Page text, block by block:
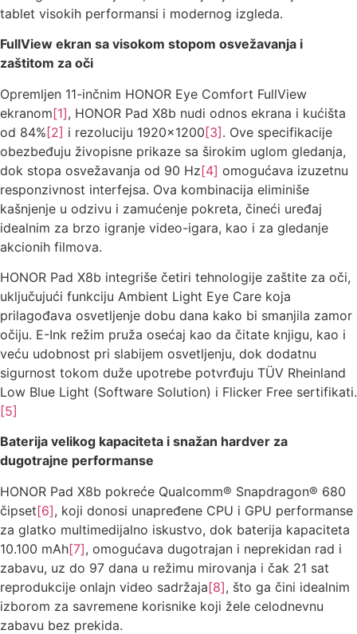
tablet visokih performansi i modernog izgleda.
FullView ekran sa visokom stopom osvežavanja i
zaštitom za oči
Opremljen 11-inčnim HONOR Eye Comfort FullView
ekranom[1], HONOR Pad X8b nudi odnos ekrana i kućišta
od 84%[2] i rezoluciju 1920×1200[3]. Ove specifikacije
obezbeđuju živopisne prikaze sa širokim uglom gledanja,
dok stopa osvežavanja od 90 Hz[4] omogućava izuzetnu
responzivnost interfejsa. Ova kombinacija eliminiše
kašnjenje u odzivu i zamućenje pokreta, čineći uređaj
idealnim za brzo igranje video-igara, kao i za gledanje
akcionih filmova.
HONOR Pad X8b integriše četiri tehnologije zaštite za oči,
uključujući funkciju Ambient Light Eye Care koja
prilagođava osvetljenje dobu dana kako bi smanjila zamor
očiju. E-Ink režim pruža osećaj kao da čitate knjigu, kao i
veću udobnost pri slabijem osvetljenju, dok dodatnu
sigurnost tokom duže upotrebe potvrđuju TÜV Rheinland
Low Blue Light (Software Solution) i Flicker Free sertifikati.
[5]
Baterija velikog kapaciteta i snažan hardver za
dugotrajne performanse
HONOR Pad X8b pokreće Qualcomm® Snapdragon® 680
čipset[6], koji donosi unapređene CPU i GPU performanse
za glatko multimedijalno iskustvo, dok baterija kapaciteta
10.100 mAh[7], omogućava dugotrajan i neprekidan rad i
zabavu, uz do 97 dana u režimu mirovanja i čak 21 sat
reprodukcije onlajn video sadržaja[8], što ga čini idealnim
izborom za savremene korisnike koji žele celodnevnu
zabavu bez prekida.